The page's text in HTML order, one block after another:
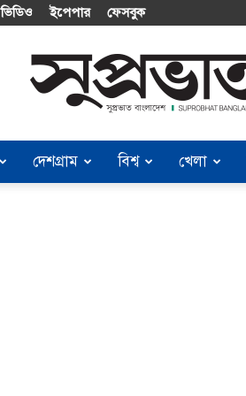
ভিডিও ইপেপার ফেসবুক
Suprobhat
দেশগ্রাম বিশ্ব খেলা